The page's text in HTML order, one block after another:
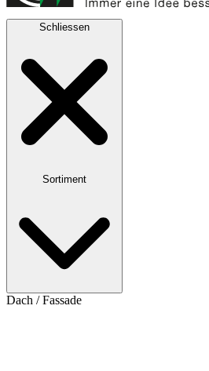
Schliessen
Sortiment
Dach / Fassade